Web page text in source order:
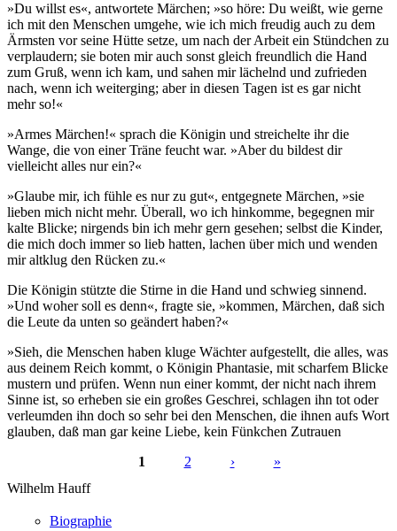
»Du willst es«, antwortete Märchen; »so höre: Du weißt, wie gerne
ich mit den Menschen umgehe, wie ich mich freudig auch zu dem
Ärmsten vor seine Hütte setze, um nach der Arbeit ein Stündchen zu
verplaudern; sie boten mir auch sonst gleich freundlich die Hand
zum Gruß, wenn ich kam, und sahen mir lächelnd und zufrieden
nach, wenn ich weiterging; aber in diesen Tagen ist es gar nicht
mehr so!«
»Armes Märchen!« sprach die Königin und streichelte ihr die
Wange, die von einer Träne feucht war. »Aber du bildest dir
vielleicht alles nur ein?«
»Glaube mir, ich fühle es nur zu gut«, entgegnete Märchen, »sie
lieben mich nicht mehr. Überall, wo ich hinkomme, begegnen mir
kalte Blicke; nirgends bin ich mehr gern gesehen; selbst die Kinder,
die mich doch immer so lieb hatten, lachen über mich und wenden
mir altklug den Rücken zu.«
Die Königin stützte die Stirne in die Hand und schwieg sinnend.
»Und woher soll es denn«, fragte sie, »kommen, Märchen, daß sich
die Leute da unten so geändert haben?«
»Sieh, die Menschen haben kluge Wächter aufgestellt, die alles, was
aus deinem Reich kommt, o Königin Phantasie, mit scharfem Blicke
mustern und prüfen. Wenn nun einer kommt, der nicht nach ihrem
Sinne ist, so erheben sie ein großes Geschrei, schlagen ihn tot oder
verleumden ihn doch so sehr bei den Menschen, die ihnen aufs Wort
glauben, daß man gar keine Liebe, kein Fünkchen Zutrauen
Seiten
1 2 ›
»
Wilhelm Hauff
Biographie